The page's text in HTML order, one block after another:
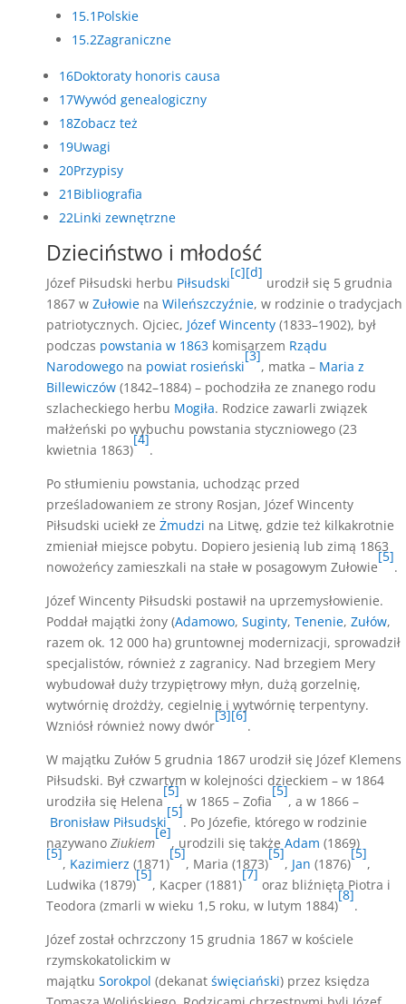
15.1 Polskie
15.2Zagraniczne
16Doktoraty honoris causa
17Wywód genealogiczny
18Zobacz też
19Uwagi
20Przypisy
21 Bibliografia
22Linki zewnętrzne
Dzieciństwo i młodość
Józef Piłsudski herbu Piłsudski
[c][d]
urodził się 5 grudnia
1867 w Zułowie na Wileńszczyźnie, w rodzinie o tradycjach
patriotycznych. Ojciec, Józef Wincenty (1833–1902), był
podczas powstania w 1863 komisarzem Rządu
Narodowego na powiat rosieński
[3]
, matka – Maria z
Billewiczów (1842–1884) – pochodziła ze znanego rodu
szlacheckiego herbu Mogiła. Rodzice zawarli związek
małżeński po wybuchu powstania styczniowego (23
kwietnia 1863)
[4]
.
Po stłumieniu powstania, uchodząc przed
prześladowaniem ze strony Rosjan, Józef Wincenty
Piłsudski uciekł ze Żmudzi na Litwę, gdzie też kilkakrotnie
zmieniał miejsce pobytu. Dopiero jesienią lub zimą 1863
nowożeńcy zamieszkali na stałe w posagowym Zułowie
[5]
.
Józef Wincenty Piłsudski postawił na uprzemysłowienie.
Poddał majątki żony (Adamowo, Suginty, Tenenie, Zułów,
razem ok. 12 000 ha) gruntownej modernizacji, sprowadził
specjalistów, również z zagranicy. Nad brzegiem Mery
wybudował duży trzypiętrowy młyn, dużą gorzelnię,
wytwórnię drożdży, cegielnię i wytwórnię terpentyny.
Wzniósł również nowy dwór
[3][6]
.
W majątku Zułów 5 grudnia 1867 urodził się Józef Klemens
Piłsudski. Był czwartym w kolejności dzieckiem – w 1864
urodziła się Helena
[5]
, w 1865 – Zofia
[5]
, a w 1866 –
Bronisław Piłsudski
[5]
. Po Józefie, którego w rodzinie
nazywano Ziukiem
[e]
, urodzili się także Adam (1869)
[5]
, Kazimierz (1871)
[5]
, Maria (1873)
[5]
, Jan (1876)
[5]
,
Ludwika (1879)
[5]
, Kacper (1881)
[7]
oraz bliźnięta Piotra i
Teodora (zmarli w wieku 1,5 roku, w lutym 1884)
[8]
.
Józef został ochrzczony 15 grudnia 1867 w kościele
rzymskokatolickim w
majątku Sorokpol (dekanat święciański) przez księdza